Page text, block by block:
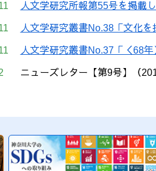
人文学研究所報第55号を掲載し
人文学研究叢書No.38「文化を
人文学研究叢書No.37「＜68年
ニューズレター【第9号】（